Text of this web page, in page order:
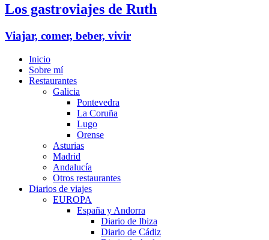
Los gastroviajes de Ruth
Viajar, comer, beber, vivir
Inicio
Sobre mí
Restaurantes
Galicia
Pontevedra
La Coruña
Lugo
Orense
Asturias
Madrid
Andalucía
Otros restaurantes
Diarios de viajes
EUROPA
España y Andorra
Diario de Ibiza
Diario de Cádiz